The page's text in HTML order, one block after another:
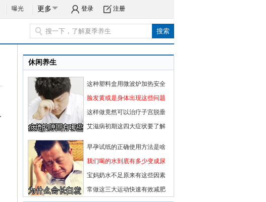
曝光 更多 登录 注册
休闲养生
这种塑料盒用微波炉加热安全
脸发黄或是身体出现这些问题
这样做竟然可以治疗子宫脱垂
艾滋病初期这四大症状要了解
早孕试纸的正确使用方法是啥
我们喝的水到底有多少变成尿
宝妈奶水不足原来有这些因素
常做这三大运动快速有效减肥